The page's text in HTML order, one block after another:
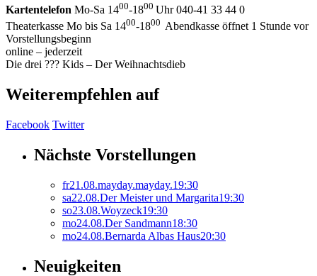
Kartentelefon Mo-Sa 1400-1800 Uhr 040-41 33 44 0
Theaterkasse Mo bis Sa 1400-1800 Abendkasse öffnet 1 Stunde vor
Vorstellungsbeginn
online – jederzeit
Die drei ??? Kids – Der Weihnachtsdieb
Weiterempfehlen auf
Facebook Twitter
Nächste Vorstellungen
fr21.08.mayday.mayday.19:30
sa22.08.Der Meister und Margarita19:30
so23.08.Woyzeck19:30
mo24.08.Der Sandmann18:30
mo24.08.Bernarda Albas Haus20:30
Neuigkeiten